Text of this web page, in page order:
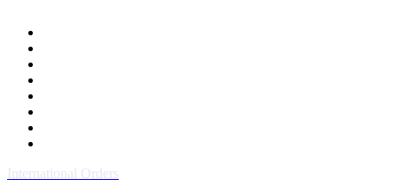
International Orders